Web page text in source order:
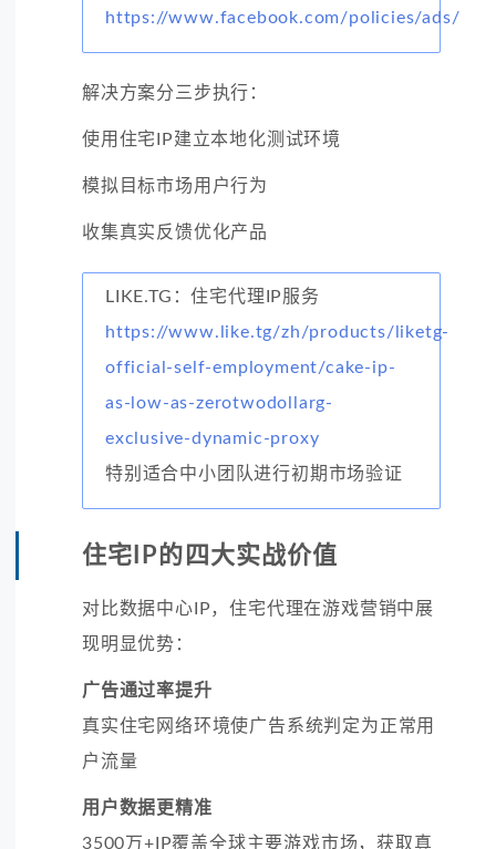
https://www.facebook.com/policies/ads/
解决方案分三步执行：
使用住宅IP建立本地化测试环境
模拟目标市场用户行为
收集真实反馈优化产品
LIKE.TG：住宅代理IP服务
https://www.like.tg/zh/products/liketg-
official-self-employment/cake-ip-
as-low-as-zerotwodollarg-
exclusive-dynamic-proxy
特别适合中小团队进行初期市场验证
住宅IP的四大实战价值
对比数据中心IP，住宅代理在游戏营销中展
现明显优势：
广告通过率提升
真实住宅网络环境使广告系统判定为正常用
户流量
用户数据更精准
3500万+IP覆盖全球主要游戏市场，获取真